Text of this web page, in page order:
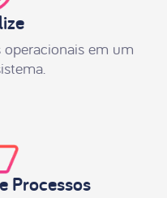
em um
Processos